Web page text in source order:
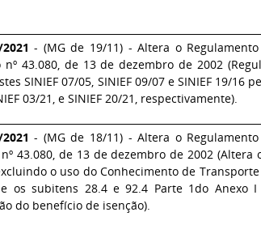
- (MG de 19/11) - Altera o
nº 43.080, de 13 de dezembro de 2002
SINIEF 07/05, SINIEF 09/07 e SINIEF 19/16
03/21, e SINIEF 20/21, respectivamente).
- (MG de 18/11) - Altera o
43.080, de 13 de dezembro de 2002 (Altera
o uso do Conhecimento de
os subitens 28.4 e 92.4 Parte 1do Anexo I
do benefício de isenção).